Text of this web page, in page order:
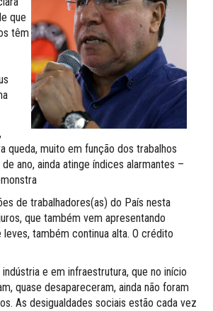
que
têm
queda, muito em função dos trabalhos
ano, ainda atinge índices alarmantes –
de trabalhadores(as) do País nesta
que também vem apresentando
também continua alta. O crédito
e em infraestrutura, que no início
quase desapareceram, ainda não foram
As desigualdades sociais estão cada vez